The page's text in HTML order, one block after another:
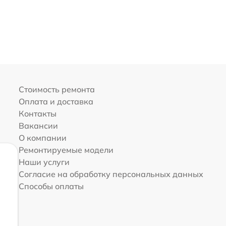
Стоимость ремонта
Оплата и доставка
Контакты
Вакансии
О компании
Ремонтируемые модели
Наши услуги
Согласие на обработку персональных данных
Способы оплаты